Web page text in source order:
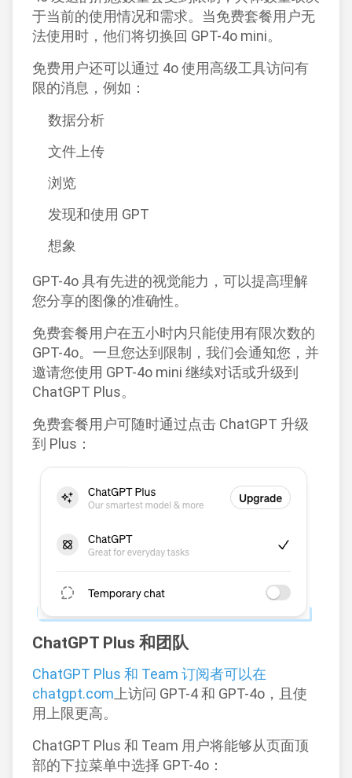
于当前的使用情况和需求。当免费套餐用户无
法使用时，他们将切换回 GPT-4o mini。
免费用户还可以通过 4o 使用高级工具访问有
限的消息，例如：
数据分析
文件上传
浏览
发现和使用 GPT
想象
GPT-4o 具有先进的视觉能力，可以提高理解
您分享的图像的准确性。
免费套餐用户在五小时内只能使用有限次数的
GPT-4o。一旦您达到限制，我们会通知您，并
邀请您使用 GPT-4o mini 继续对话或升级到
ChatGPT Plus。
免费套餐用户可随时通过点击 ChatGPT 升级
到 Plus：
ChatGPT Plus 和团队
ChatGPT Plus 和 Team 订阅者可以在
chatgpt.com上访问 GPT-4 和 GPT-4o，且使
用上限更高。
ChatGPT Plus 和 Team 用户将能够从页面顶
部的下拉菜单中选择 GPT-4o：